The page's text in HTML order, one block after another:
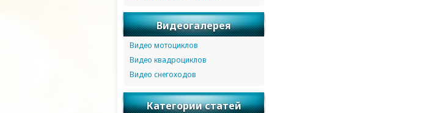
Видеогалерея
Видео мотоциклов
Видео квадроциклов
Видео снегоходов
Категории статей